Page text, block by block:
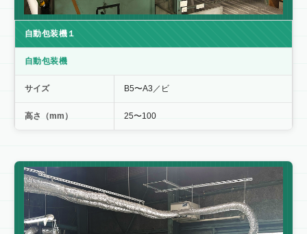
自動包装機１
自動包装機
サイズ B5〜A3／ビ
高さ（mm） 25〜100